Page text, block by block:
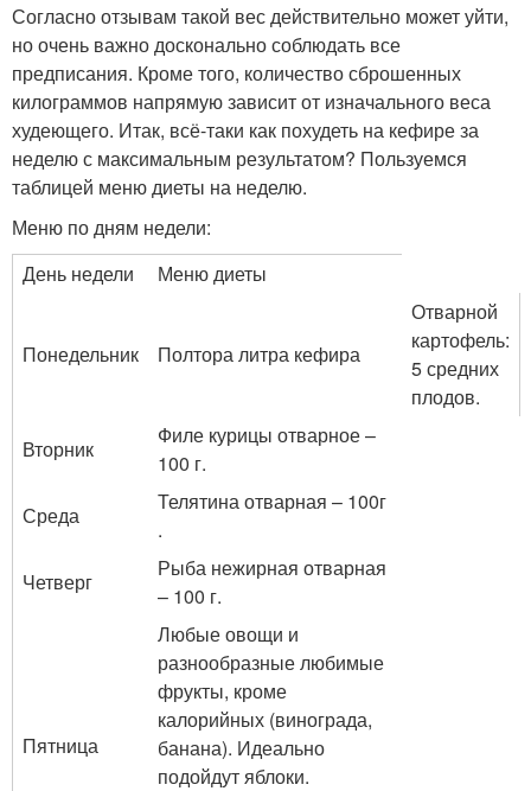
Согласно отзывам такой вес действительно может уйти,
но очень важно досконально соблюдать все
предписания. Кроме того, количество сброшенных
килограммов напрямую зависит от изначального веса
худеющего. Итак, всё-таки как похудеть на кефире за
неделю с максимальным результатом? Пользуемся
таблицей меню диеты на неделю.
Меню по дням недели:
День недели
Меню диеты
Понедельник Полтора литра кефира
Отварной
картофель:
5 средних
плодов.
Вторник
Филе курицы отварное –
100 г.
Среда
Телятина отварная – 100г
.
Четверг
Рыба нежирная отварная
– 100 г.
Пятница
Любые овощи и
разнообразные любимые
фрукты, кроме
калорийных (винограда,
банана). Идеально
подойдут яблоки.